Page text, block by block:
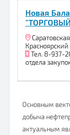
Новая
Тел. 8-937-
отдела
Основным
добыча
актуальным